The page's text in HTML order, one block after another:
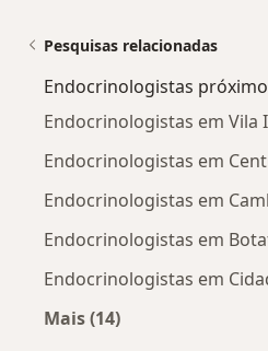
Pesquisas relacionadas
Endocrinologistas
Endocrinologistas em Vila
Endocrinologistas em
Endocrinologistas em
Endocrinologistas em
Endocrinologistas em
Mais (14)